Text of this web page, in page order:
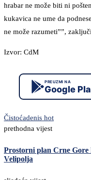
hrabar ne može biti ni
kukavica ne ume da
ne može razumeti””,
Izvor: CdM
PREUZMI NA
Google
Čistoćadenis hot
prethodna vijest
Prostorni plan Crne
Velipolja